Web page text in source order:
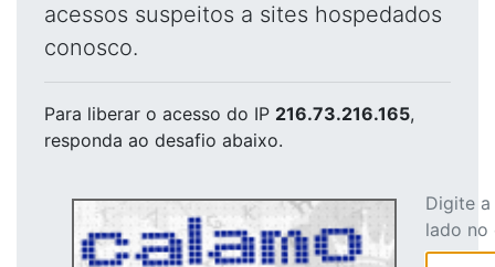
acessos suspeitos a sites hospedados
conosco.
Para liberar o acesso do IP 216.73.216.165,
responda ao desafio abaixo.
Digite
lado no